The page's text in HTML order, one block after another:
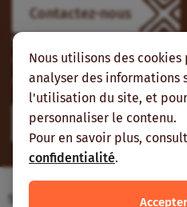
Nous utilisons des
analyser des informations
l'utilisation du site, et
personnaliser le contenu.
Pour en savoir plus,
confidentialité.
Accepter
Contactez-nous
Suivez-nous
Vous pouvez aussi vous
suivre sur les réseaux sociaux.
Site web réalisé avec le